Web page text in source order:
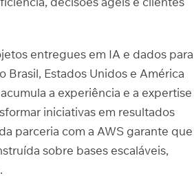
entregues em IA e dados para
Brasil, Estados Unidos e América
a experiência e a expertise
iniciativas em resultados
parceria com a AWS garante que
sobre bases escaláveis,